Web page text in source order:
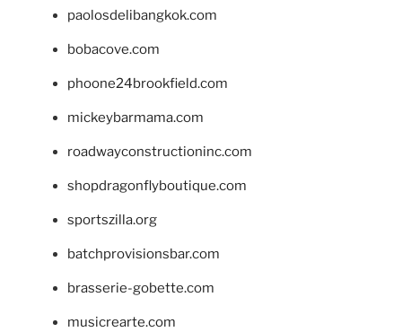
paolosdelibangkok.com
bobacove.com
phoone24brookfield.com
mickeybarmama.com
roadwayconstructioninc.com
shopdragonflyboutique.com
sportszilla.org
batchprovisionsbar.com
brasserie-gobette.com
musicrearte.com